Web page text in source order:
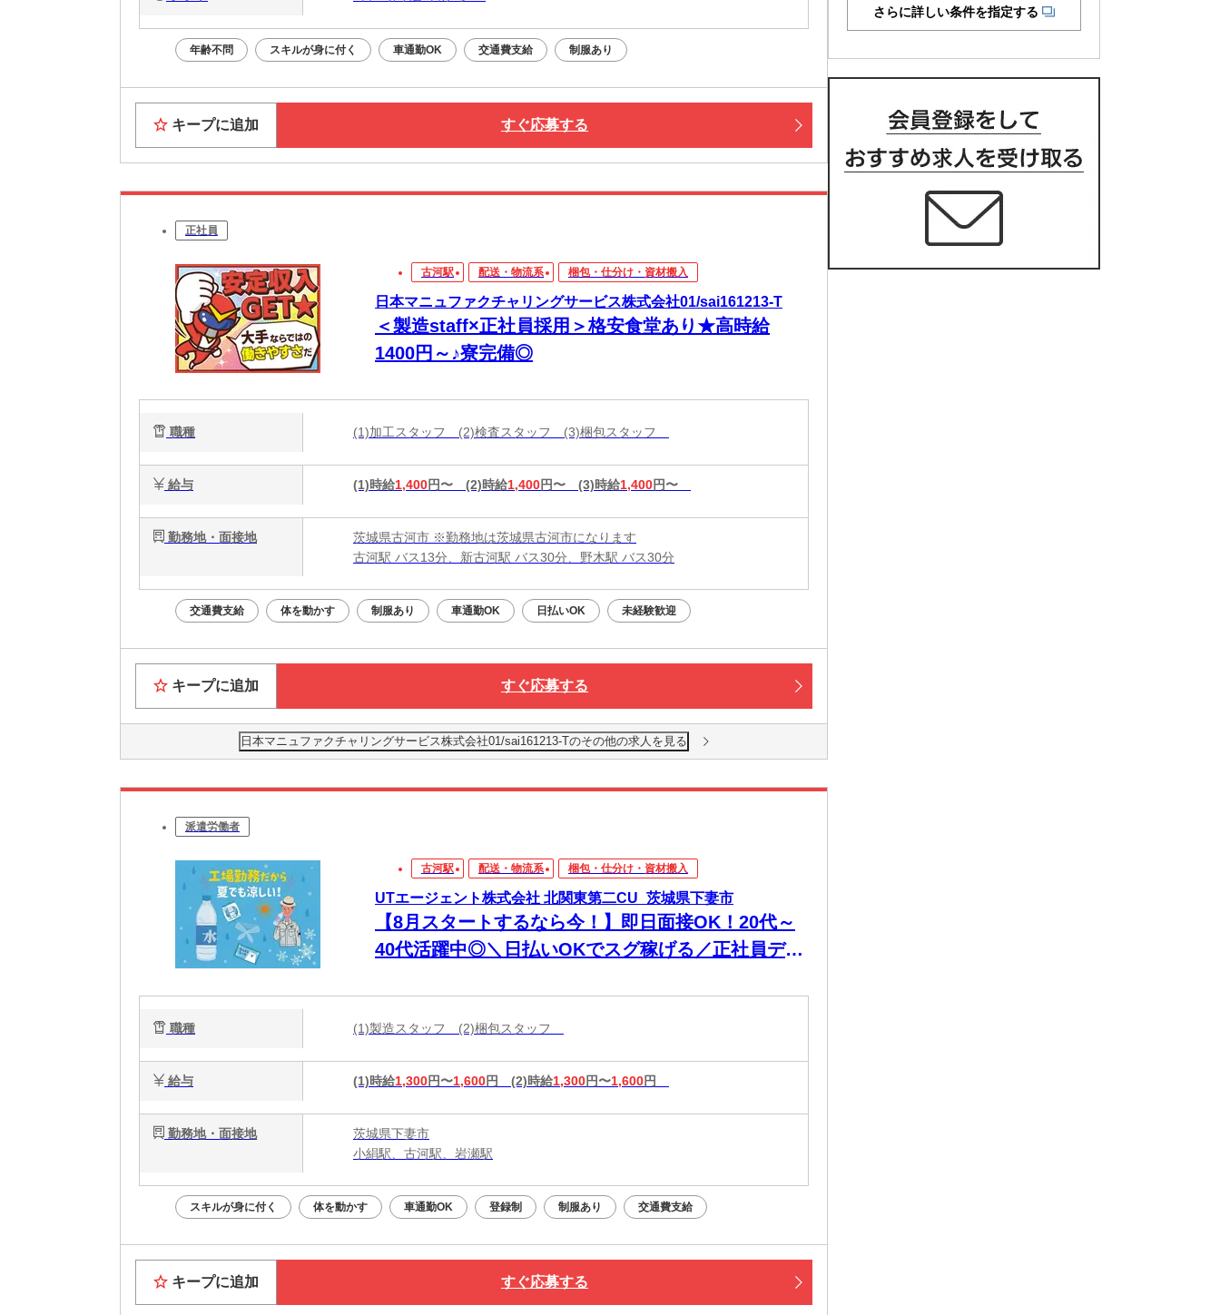
年齢不問 スキルが身に付く 車通勤OK 交通費支給 制服あり
キープに追加 すぐ応募する
正社員
古河駅 配送・物流系 梱包・仕分け・資材搬入
日本マニュファクチャリングサービス株式会社01/sai161213-T
＜製造staff×正社員採用＞格安食堂あり★高時給
1400円～♪寮完備◎
職種 (1)加工スタッフ (2)検査スタッフ (3)梱包スタッフ
給与 (1)時給1,400円〜 (2)時給1,400円〜 (3)時給1,400円〜
勤務地・面接地
茨城県古河市 ※勤務地は茨城県古河市になります
古河駅 バス13分、新古河駅 バス30分、野木駅 バス30分
交通費支給 体を動かす 制服あり 車通勤OK 日払いOK 未経験歓迎
キープに追加 すぐ応募する
日本マニュファクチャリングサービス株式会社01/sai161213-Tのその他の求人を見る
派遣労働者
古河駅 配送・物流系 梱包・仕分け・資材搬入
UTエージェント株式会社 北関東第二CU_茨城県下妻市
【8月スタートするなら今！】即日面接OK！20代～
40代活躍中◎＼日払いOKでスグ稼げる／正社員デビ
職種 (1)製造スタッフ (2)梱包スタッフ
給与 (1)時給1,300円〜1,600円 (2)時給1,300円〜1,600円
勤務地・面接地
茨城県下妻市
小絹駅、古河駅、岩瀬駅
スキルが身に付く 体を動かす 車通勤OK 登録制 制服あり 交通費支給
キープに追加 すぐ応募する
さらに詳しい条件を指定する